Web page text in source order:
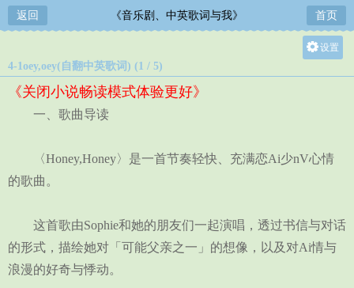
返回 《音乐剧、中英歌词与我》 首页
设置
4-1oey,oey(自翻中英歌词) (1 / 5)
《关闭小说畅读模式体验更好》
一、歌曲导读
〈Honey,Honey〉是一首节奏轻快、充满恋Ai少nV心情
的歌曲。
这首歌由Sophie和她的朋友们一起演唱，透过书信与对话
的形式，描绘她对「可能父亲之一」的想像，以及对Ai情与
浪漫的好奇与悸动。